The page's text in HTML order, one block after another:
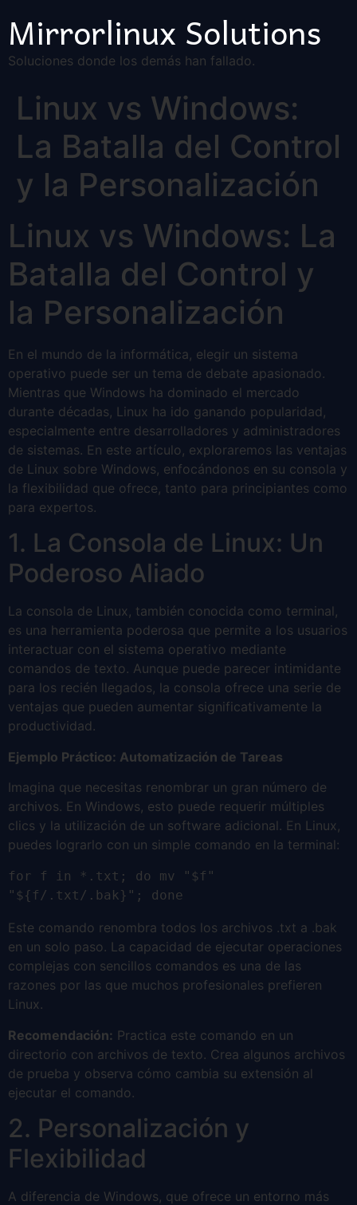
Mirrorlinux Solutions
Soluciones donde los demás han fallado.
Linux vs Windows:
La Batalla del Control
y la Personalización
Linux vs Windows: La
Batalla del Control y
la Personalización
En el mundo de la informática, elegir un sistema
operativo puede ser un tema de debate apasionado.
Mientras que Windows ha dominado el mercado
durante décadas, Linux ha ido ganando popularidad,
especialmente entre desarrolladores y administradores
de sistemas. En este artículo, exploraremos las ventajas
de Linux sobre Windows, enfocándonos en su consola y
la flexibilidad que ofrece, tanto para principiantes como
para expertos.
1. La Consola de Linux: Un
Poderoso Aliado
La consola de Linux, también conocida como terminal,
es una herramienta poderosa que permite a los usuarios
interactuar con el sistema operativo mediante
comandos de texto. Aunque puede parecer intimidante
para los recién llegados, la consola ofrece una serie de
ventajas que pueden aumentar significativamente la
productividad.
Ejemplo Práctico: Automatización de Tareas
Imagina que necesitas renombrar un gran número de
archivos. En Windows, esto puede requerir múltiples
clics y la utilización de un software adicional. En Linux,
puedes lograrlo con un simple comando en la terminal:
for f in *.txt; do mv "$f"
"${f/.txt/.bak}"; done
Este comando renombra todos los archivos .txt a .bak
en un solo paso. La capacidad de ejecutar operaciones
complejas con sencillos comandos es una de las
razones por las que muchos profesionales prefieren
Linux.
Recomendación: Practica este comando en un
directorio con archivos de texto. Crea algunos archivos
de prueba y observa cómo cambia su extensión al
ejecutar el comando.
2. Personalización y
Flexibilidad
A diferencia de Windows, que ofrece un entorno más